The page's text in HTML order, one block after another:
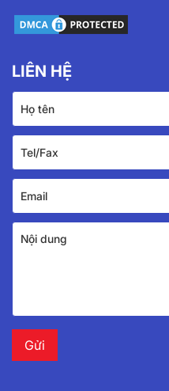
LIÊN HỆ